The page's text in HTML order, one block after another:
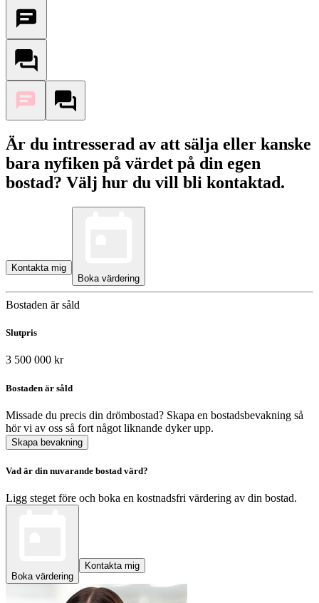
Är du intresserad av att sälja eller kanske
bara nyfiken på värdet på din egen
bostad? Välj hur du vill bli kontaktad.
Kontakta mig
Boka värdering
Bostaden är såld
Slutpris
3 500 000 kr
Bostaden är såld
Missade du precis din drömbostad? Skapa en bostadsbevakning så
hör vi av oss så fort något liknande dyker upp.
Skapa bevakning
Vad är din nuvarande bostad värd?
Ligg steget före och boka en kostnadsfri värdering av din bostad.
Boka värdering
Kontakta mig